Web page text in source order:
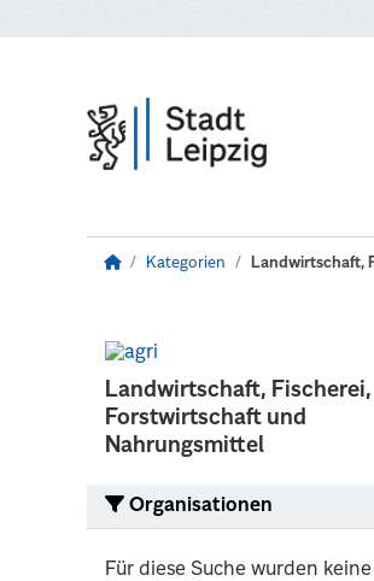
Kategorien Landwirtschaft,
Landwirtschaft, Fischerei,
Forstwirtschaft und
Nahrungsmittel
Organisationen
Für diese Suche wurden keine